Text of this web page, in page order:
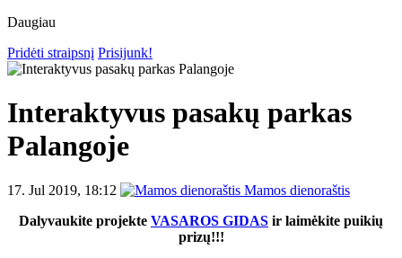
Daugiau
Pridėti straipsnį Prisijunk!
Interaktyvus pasakų parkas
Palangoje
17. Jul 2019, 18:12
Mamos dienoraštis
Dalyvaukite projekte VASAROS GIDAS ir laimėkite puikių
prizų!!!